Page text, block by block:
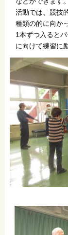
活動では、競技
種類の的に向か
1本ずつ入ると
に向けて練習に